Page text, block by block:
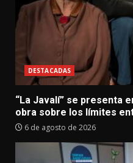
DESTACADAS
“La Javalí” se presenta
obra sobre los límites
6 de agosto de 2026